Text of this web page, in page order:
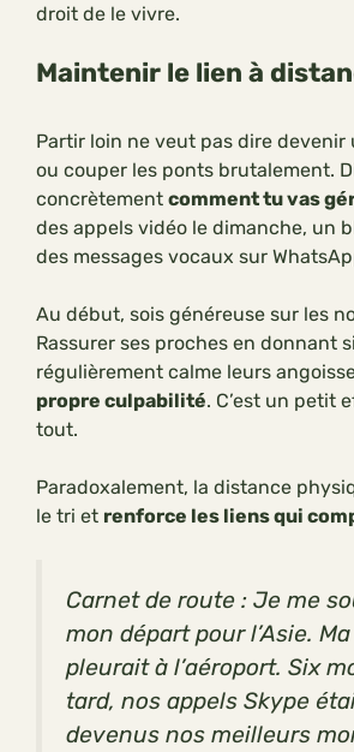
droit de le vivre.
Maintenir le lien à
Partir loin ne veut pas dire devenir
ou couper les ponts brutalement.
concrètement comment tu vas
des appels vidéo le dimanche, un
des messages vocaux sur
Au début, sois généreuse sur les
Rassurer ses proches en donnant
régulièrement calme leurs
propre culpabilité. C’est un petit
tout.
Paradoxalement, la distance
le tri et renforce les liens qui
Carnet de route : Je me
mon départ pour l’Asie.
pleurait à l’aéroport. Six
tard, nos appels Skype
devenus nos meilleurs